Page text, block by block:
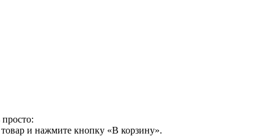
и нажмите кнопку «В корзину».